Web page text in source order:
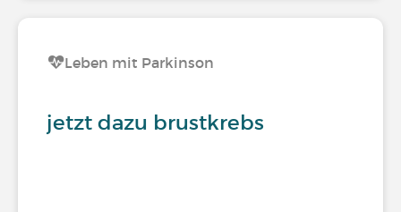
Leben mit Parkinson
jetzt dazu brustkrebs